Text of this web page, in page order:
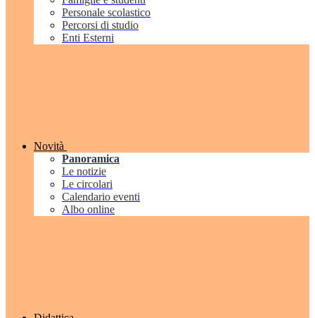
Personale scolastico
Percorsi di studio
Enti Esterni
Novità
Panoramica
Le notizie
Le circolari
Calendario eventi
Albo online